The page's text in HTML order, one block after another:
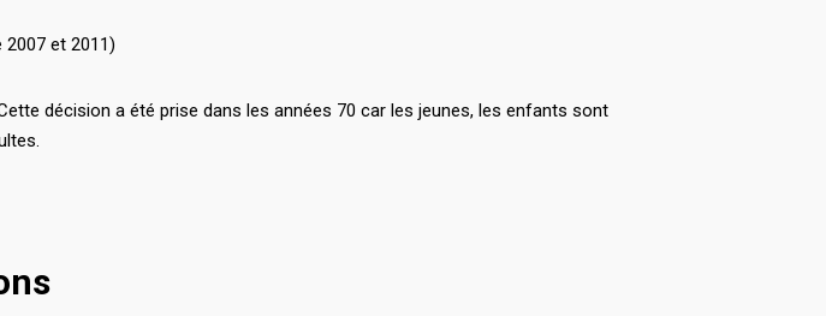
2007 et 2011)
décision a été prise dans les années 70 car les jeunes, les enfants sont